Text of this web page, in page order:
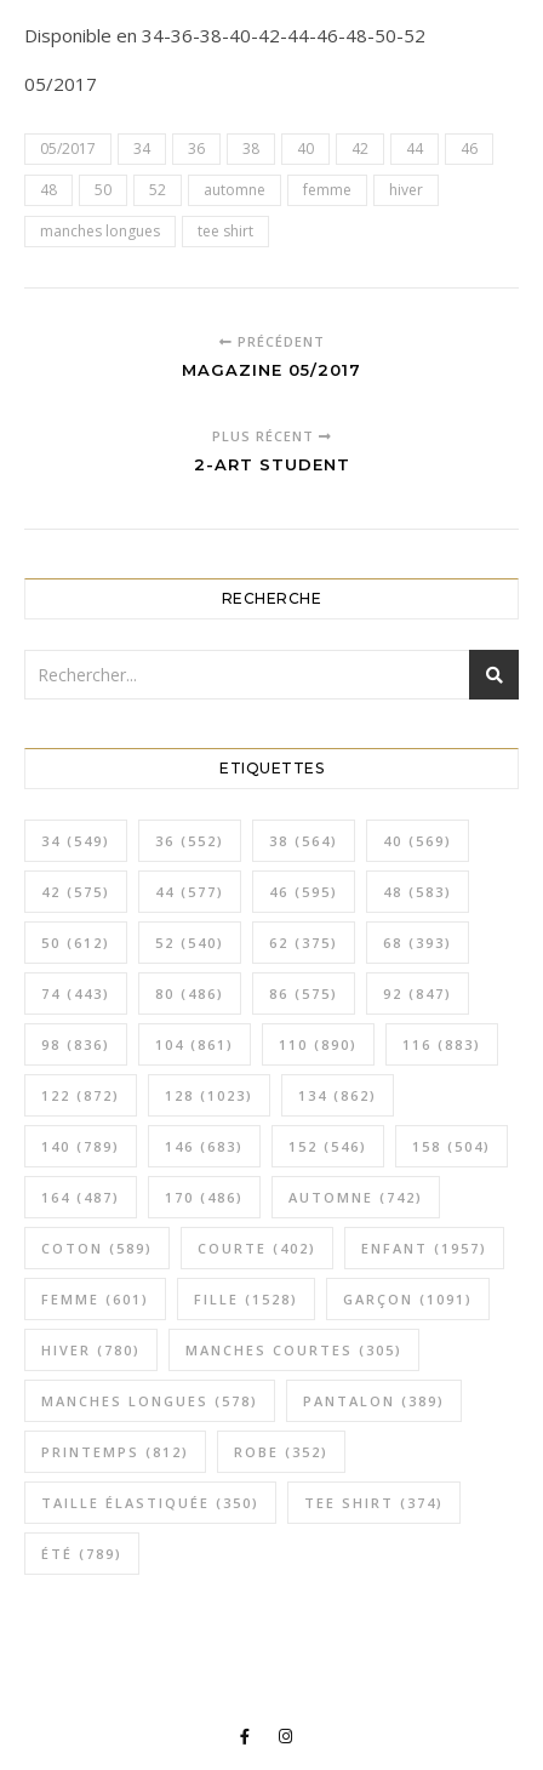
Disponible en 34-36-38-40-42-44-46-48-50-52
05/2017
05/2017 34 36 38 40 42 44
46
48
50 52 automne femme
hiver
manches longues
tee shirt
PRÉCÉDENT
MAGAZINE 05/2017
PLUS RÉCENT
2-ART STUDENT
RECHERCHE
ETIQUETTES
34 (549) 36 (552) 38 (564) 40 (569)
42 (575) 44 (577) 46 (595) 48 (583)
50 (612) 52 (540) 62 (375) 68 (393)
74 (443) 80 (486) 86 (575) 92 (847)
98 (836) 104 (861) 110 (890) 116 (883)
122 (872) 128 (1023) 134 (862)
140 (789) 146 (683) 152 (546) 158 (504)
164 (487) 170 (486) AUTOMNE (742)
COTON (589) COURTE (402) ENFANT (1957)
FEMME (601) FILLE (1528) GARÇON (1091)
HIVER (780) MANCHES COURTES (305)
MANCHES LONGUES (578) PANTALON (389)
PRINTEMPS (812) ROBE (352)
TAILLE ÉLASTIQUÉE (350) TEE SHIRT (374)
ÉTÉ (789)